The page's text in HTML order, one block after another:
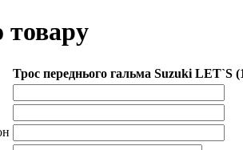
товару
Трос переднього гальма Suzuki LET`S